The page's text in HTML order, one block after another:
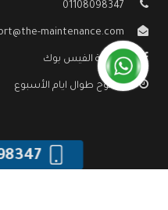
01108098347
maintenance.com
صفحة الفيس بوك
مفتوح طوال ايام الأسبوع